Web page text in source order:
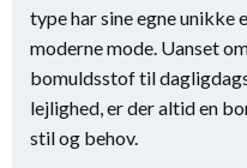
type har sine egne unikke
moderne mode. Uanset
bomuldsstof til
lejlighed, er der altid en
stil og behov.